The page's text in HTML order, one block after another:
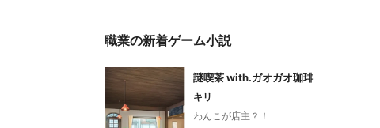
職業の新着ゲーム小説
謎喫茶 with.ガオガオ珈琲
キリ
わんこが店主？！